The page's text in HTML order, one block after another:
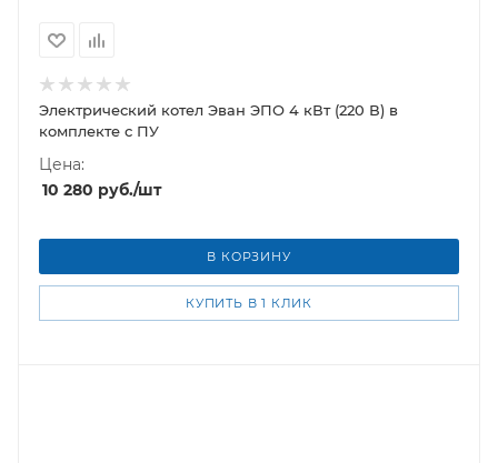
Электрический котел Эван ЭПО 4 кВт (220 В) в
комплекте с ПУ
Цена:
10 280 руб./шт
В КОРЗИНУ
КУПИТЬ В 1 КЛИК